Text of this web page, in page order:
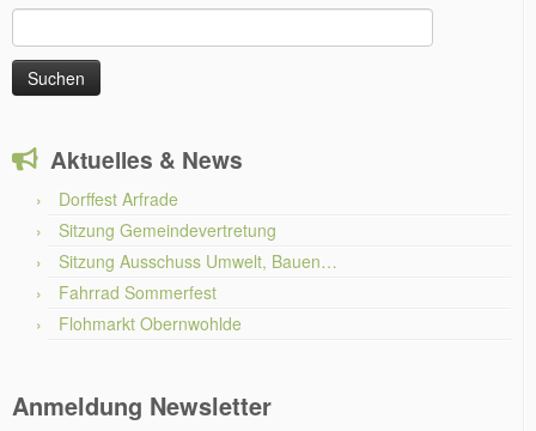
nach:
Aktuelles & News
Dorffest Arfrade
Sitzung Gemeindevertretung
Sitzung Ausschuss Umwelt, Bauen…
Fahrrad Sommerfest
Flohmarkt Obernwohlde
Anmeldung Newsletter